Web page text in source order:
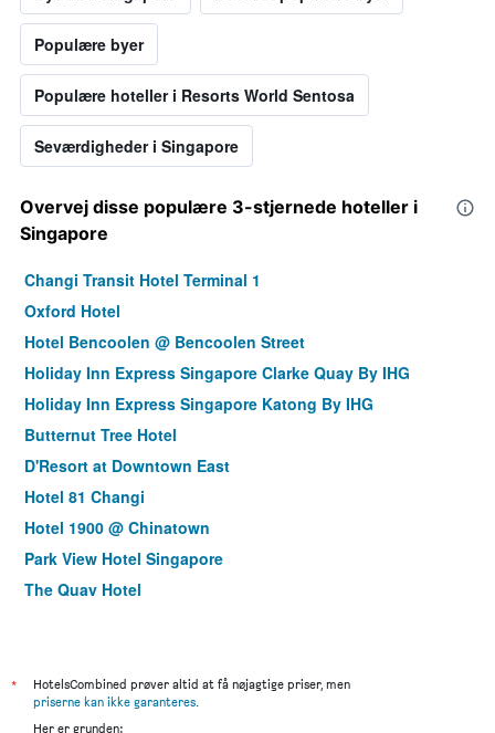
Populære byer
Populære hoteller i Resorts World Sentosa
Seværdigheder i Singapore
Overvej disse populære 3-stjernede hoteller i
Singapore
Changi Transit Hotel Terminal 1
Oxford Hotel
Hotel Bencoolen @ Bencoolen Street
Holiday Inn Express Singapore Clarke Quay By IHG
Holiday Inn Express Singapore Katong By IHG
Butternut Tree Hotel
D'Resort at Downtown East
Hotel 81 Changi
Hotel 1900 @ Chinatown
Park View Hotel Singapore
The Quay Hotel
Habyt Clarke Quay - Previously Champion City
Bliss Hotel Singapore
*
HotelsCombined prøver altid at få nøjagtige priser, men
priserne kan ikke garanteres.
Her er grunden: